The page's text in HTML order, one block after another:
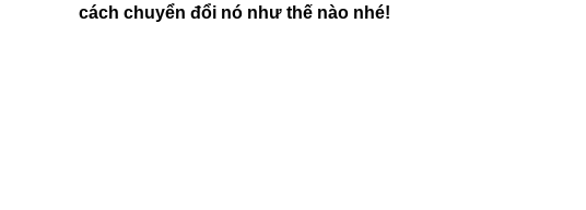
cách chuyển đổi nó như thế nào nhé!